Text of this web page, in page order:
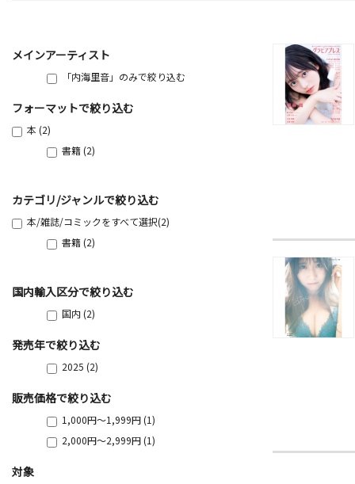
メインアーティスト
「内海里音」のみで絞り込む
フォーマットで絞り込む
本 (2)
書籍 (2)
カテゴリ/ジャンルで絞り込む
本/雑誌/コミックをすべて選択(2)
書籍 (2)
国内輸入区分で絞り込む
国内 (2)
発売年で絞り込む
2025 (2)
販売価格で絞り込む
1,000円～1,999円 (1)
2,000円～2,999円 (1)
対象